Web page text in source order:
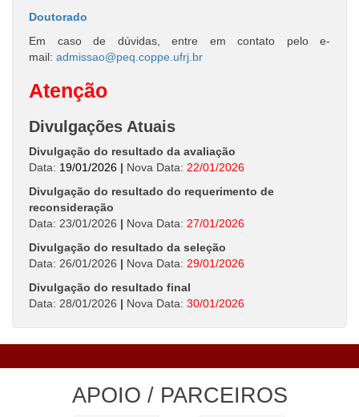
Doutorado
Em caso de dúvidas, entre em contato pelo e-
mail: admissao@peq.coppe.ufrj.br
Atenção
Divulgações Atuais
Divulgação do resultado da avaliação
Data: 19/01/2026 | Nova Data: 22/01/2026
Divulgação do resultado do requerimento de
reconsideração
Data: 23/01/2026 | Nova Data: 27/01/2026
Divulgação do resultado da seleção
Data: 26/01/2026 | Nova Data: 29/01/2026
Divulgação do resultado final
Data: 28/01/2026 | Nova Data: 30/01/2026
APOIO / PARCEIROS